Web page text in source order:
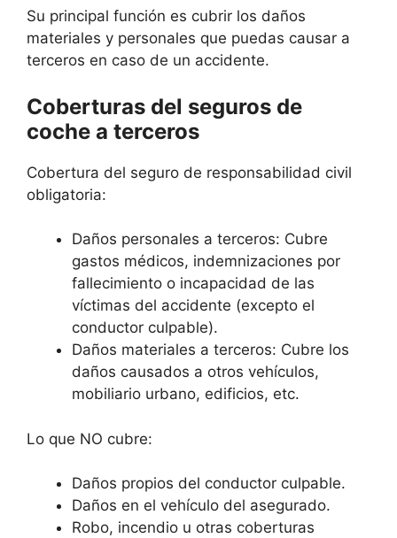
Su principal función es cubrir los daños
materiales y personales que puedas causar a
terceros en caso de un accidente.
Coberturas del seguros de
coche a terceros
Cobertura del seguro de responsabilidad civil
obligatoria:
Daños personales a terceros: Cubre
gastos médicos, indemnizaciones por
fallecimiento o incapacidad de las
víctimas del accidente (excepto el
conductor culpable).
Daños materiales a terceros: Cubre los
daños causados a otros vehículos,
mobiliario urbano, edificios, etc.
Lo que NO cubre:
Daños propios del conductor culpable.
Daños en el vehículo del asegurado.
Robo, incendio u otras coberturas